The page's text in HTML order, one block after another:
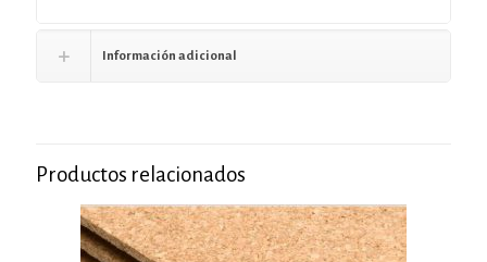
Información adicional
Productos relacionados